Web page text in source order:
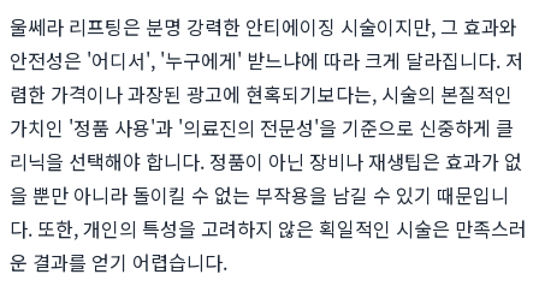
울쎄라 리프팅은 분명 강력한 안티에이징 시술이지만, 그 효과와
안전성은 '어디서', '누구에게' 받느냐에 따라 크게 달라집니다. 저
렴한 가격이나 과장된 광고에 현혹되기보다는, 시술의 본질적인
가치인 '정품 사용'과 '의료진의 전문성'을 기준으로 신중하게 클
리닉을 선택해야 합니다. 정품이 아닌 장비나 재생팁은 효과가 없
을 뿐만 아니라 돌이킬 수 없는 부작용을 남길 수 있기 때문입니
다. 또한, 개인의 특성을 고려하지 않은 획일적인 시술은 만족스러
운 결과를 얻기 어렵습니다.